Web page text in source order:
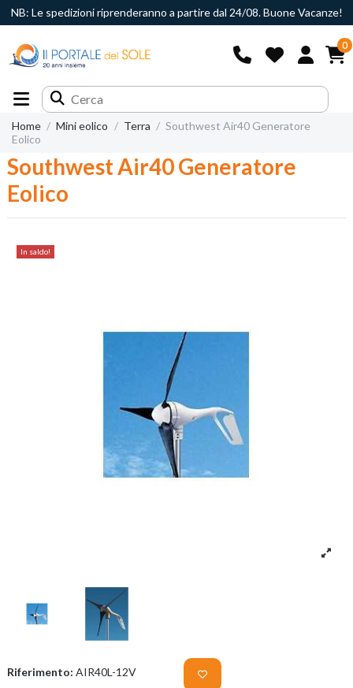
NB: Le spedizioni riprenderanno a partire dal 24/08. Buone Vacanze!
0
Home Mini eolico Terra
Southwest Air40 Generatore
Eolico
Southwest Air40 Generatore
Eolico
In saldo!
Riferimento: AIR40L-12V